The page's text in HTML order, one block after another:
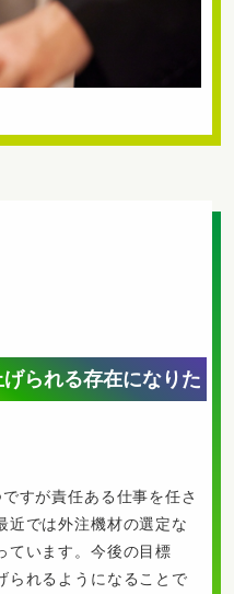
られる存在になりた
すが責任ある仕事を任さ
近では外注機材の選定な
ています。今後の目標
られるようになることで